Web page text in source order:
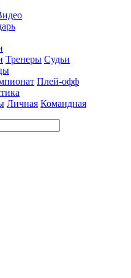
Тренеры Судьи
Плей-офф
Личная Командная